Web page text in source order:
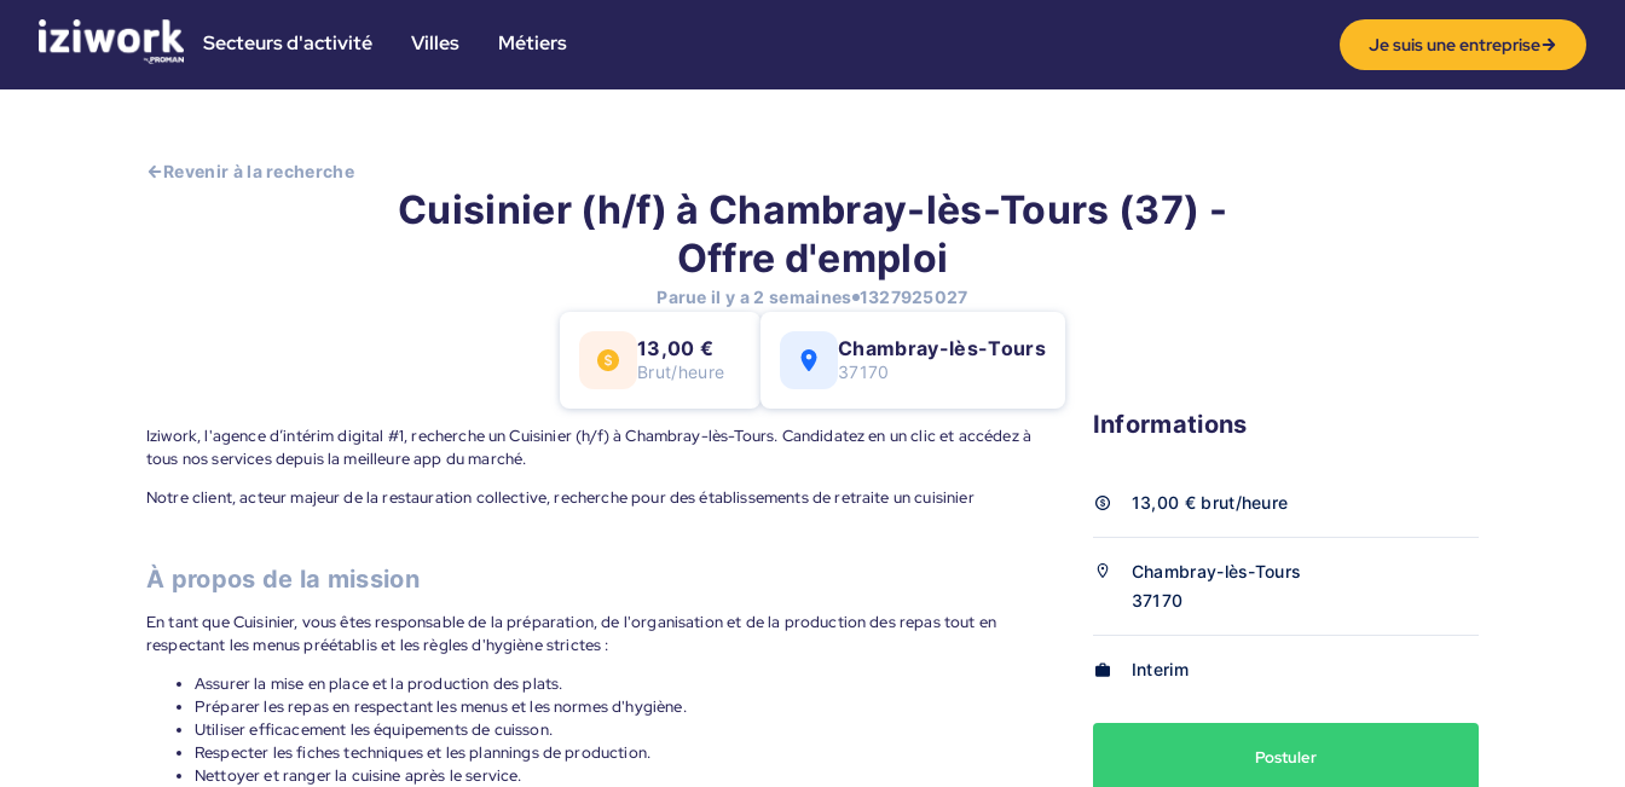
Secteurs d'activité Villes Métiers Je suis une entreprise
Revenir à la recherche
Cuisinier (h/f) à Chambray-lès-Tours (37) -
Offre d'emploi
Parue il y a 2 semaines 1327925027
13,00 €
Brut/heure
Chambray-lès-Tours
37170
Iziwork, l'agence d’intérim digital #1, recherche un Cuisinier (h/f) à Chambray-lès-Tours. Candidatez en un clic et accédez à
tous nos services depuis la meilleure app du marché.
Notre client, acteur majeur de la restauration collective, recherche pour des établissements de retraite un cuisinier
À propos de la mission
En tant que Cuisinier, vous êtes responsable de la préparation, de l'organisation et de la production des repas tout en
respectant les menus préétablis et les règles d'hygiène strictes :
Assurer la mise en place et la production des plats.
Préparer les repas en respectant les menus et les normes d'hygiène.
Utiliser efficacement les équipements de cuisson.
Respecter les fiches techniques et les plannings de production.
Nettoyer et ranger la cuisine après le service.
Informations
13,00 € brut/heure
Chambray-lès-Tours
37170
Interim
Postuler